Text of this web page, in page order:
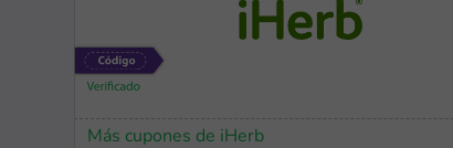
Más cupones de iHerb